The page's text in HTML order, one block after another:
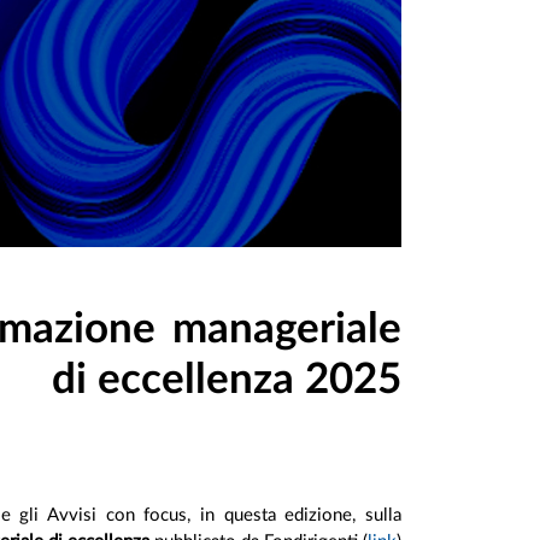
manageriale
di eccellenza 2025
Avvisi con focus, in questa edizione, sulla